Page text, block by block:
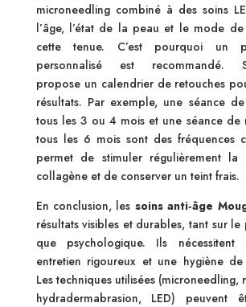
microneedling combiné à des soins
l’âge, l’état de la peau et le mode
cette tenue. C’est pourquoi un
personnalisé est recommandé.
propose un calendrier de retouches
résultats. Par exemple, une séance
tous les 3 ou 4 mois et une séance de
tous les 6 mois sont des fréquences
permet de stimuler régulièrement
collagène et de conserver un teint frais.
En conclusion, les soins anti‑âge
résultats visibles et durables, tant sur le
que psychologique. Ils nécessitent
entretien rigoureux et une hygiène
Les techniques utilisées (microneedling,
hydradermabrasion, LED) peuvent